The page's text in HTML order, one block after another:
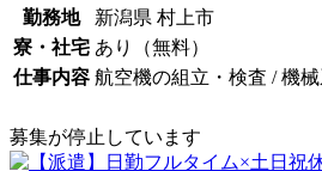
勤務地
新潟県 村上市
寮・社宅 あり（無料）
仕事内容 航空機の組立・検査 / 機
募集が停止しています